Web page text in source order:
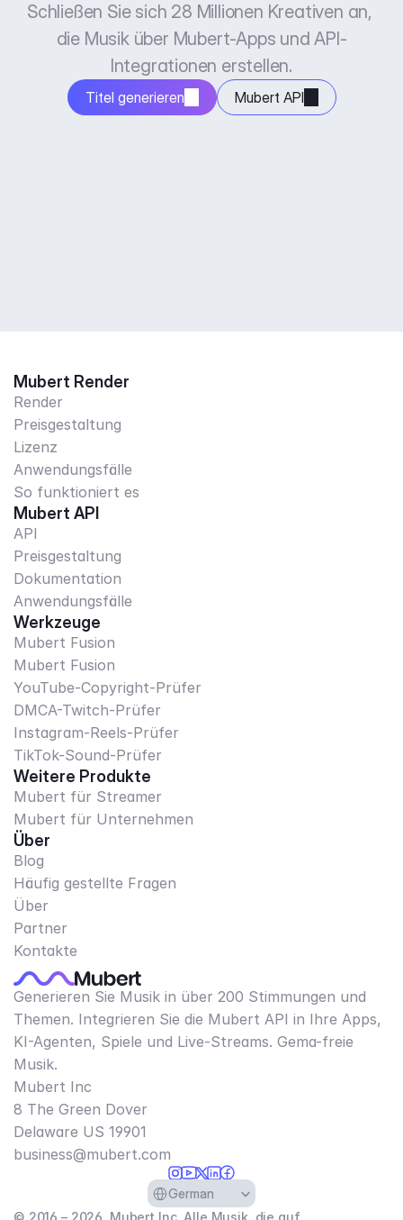
Schließen Sie sich 28 Millionen Kreativen an,
die Musik über Mubert-Apps und API-
Integrationen erstellen.
Titel generieren Mubert API
Mubert Render
Render
Preisgestaltung
Lizenz
Anwendungsfälle
So funktioniert es
Mubert API
API
Preisgestaltung
Dokumentation
Anwendungsfälle
Werkzeuge
Mubert Fusion
Mubert Fusion
YouTube-Copyright-Prüfer
DMCA-Twitch-Prüfer
Instagram-Reels-Prüfer
TikTok-Sound-Prüfer
Weitere Produkte
Mubert für Streamer
Mubert für Unternehmen
Über
Blog
Häufig gestellte Fragen
Über
Partner
Kontakte
Generieren Sie Musik in über 200 Stimmungen und
Themen. Integrieren Sie die Mubert API in Ihre Apps,
KI-Agenten, Spiele und Live-Streams. Gema-freie
Musik.
Mubert Inc
8 The Green Dover
Delaware US 19901​
business@mubert.com
Select Language
German
© 2016 – 2026, Mubert Inc. Alle Musik, die auf